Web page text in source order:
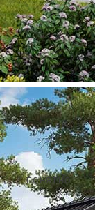
ПОНЯТНО